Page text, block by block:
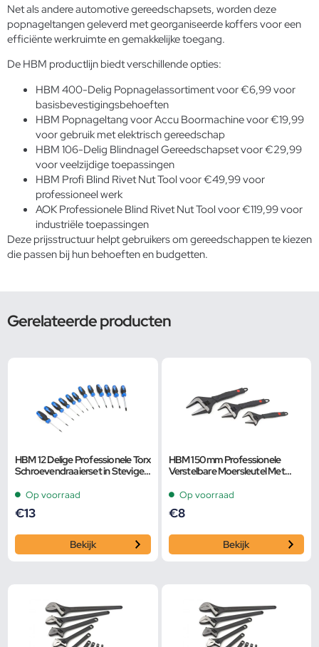
Net als andereautomotive gereedschapsets, worden deze
popnageltangen geleverd met georganiseerde koffers voor een
efficiënte werkruimte en gemakkelijke toegang.
De HBM productlijn biedt verschillende opties:
HBM 400-Delig Popnagelassortiment voor €6,99 voor
basisbevestigingsbehoeften
HBM Popnageltang voor Accu Boormachine voor €19,99
voor gebruik met elektrisch gereedschap
HBM 106-Delig Blindnagel Gereedschapset voor €29,99
voor veelzijdige toepassingen
HBM Profi Blind Rivet Nut Tool voor €49,99 voor
professioneel werk
AOK Professionele Blind Rivet Nut Tool voor €119,99 voor
industriële toepassingen
Deze prijsstructuur helpt gebruikers om gereedschappen te kiezen
die passen bij hun behoeften en budgetten.
Gerelateerde producten
HBM 12 Delige Professionele Torx
Schroevendraaierset in Stevige
Op voorraad
€13
Bekijk
HBM 150 mm Professionele
Verstelbare Moersleutel Met
Smalle Bek
Op voorraad
€8
Bekijk